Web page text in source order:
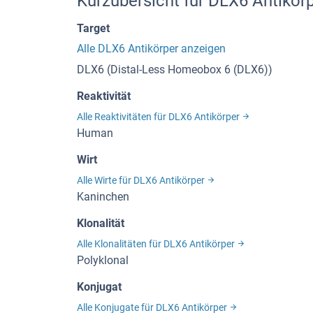
Target
Alle DLX6 Antikörper anzeigen
DLX6 (Distal-Less Homeobox 6 (DLX6))
Reaktivität
Alle Reaktivitäten für DLX6 Antikörper
Human
Wirt
Alle Wirte für DLX6 Antikörper
Kaninchen
Klonalität
Alle Klonalitäten für DLX6 Antikörper
Polyklonal
Konjugat
Alle Konjugate für DLX6 Antikörper